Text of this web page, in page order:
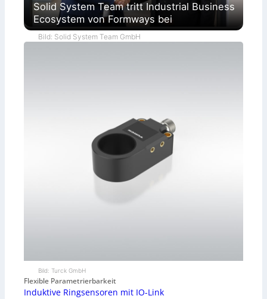
Solid System Team tritt Industrial Business
Ecosystem von Formways bei
Bild: Solid System Team GmbH
Bild: Turck GmbH
Flexible Parametrierbarkeit
Induktive Ringsensoren mit IO-Link